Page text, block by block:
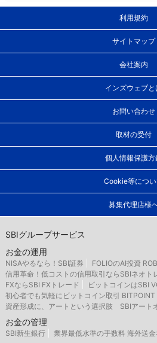
利用規約
サイトマップ
会社案内
インズウェブと
お問い合わせ
取材の受付
個人情報保護方
Cookie等につ
募集代理店様
SBIグループサービス
お金の運用
NISAやるなら！SBI証券
FOLIOのAI投資
信用革命！低コストの信用取引ならSBIネオト
FXならSBI FXトレード
ビットコインはSBI
初心者でも気軽にビットコイン取引 BITPOINT
資産形成に、アートという選択肢 SBIアート
お金の管理
SBI新生銀行 業界最低水準の手数料 海外送